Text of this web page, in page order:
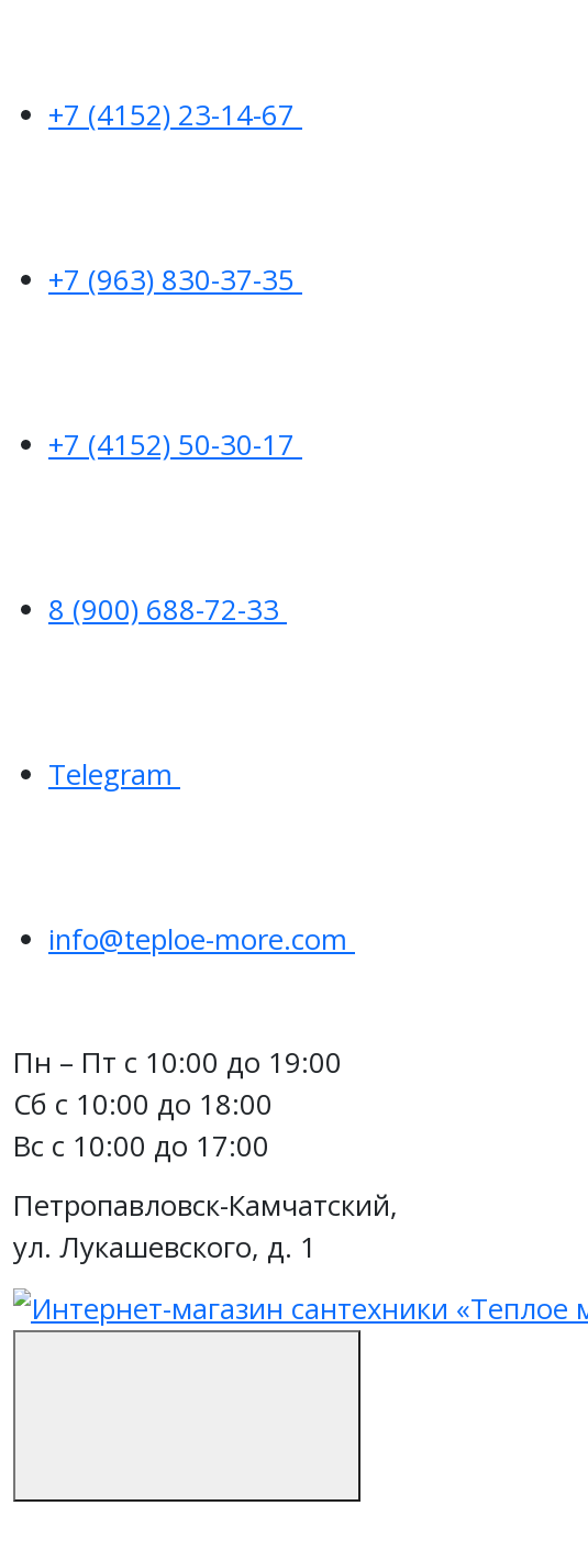
+7 (4152) 23-14-67
+7 (963) 830-37-35
+7 (4152) 50-30-17
8 (900) 688-72-33
Telegram
info@teploe-more.com
Пн – Пт с 10:00 до 19:00
Сб с 10:00 до 18:00
Вс с 10:00 до 17:00
Петропавловск-Камчатский,
ул. Лукашевского, д. 1